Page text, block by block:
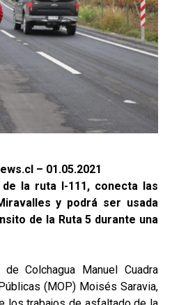
– 01.05.2021
la ruta I-111, conecta las
y podrá ser usada
de la Ruta 5 durante una
Colchagua Manuel Cuadra
(MOP) Moisés Saravia,